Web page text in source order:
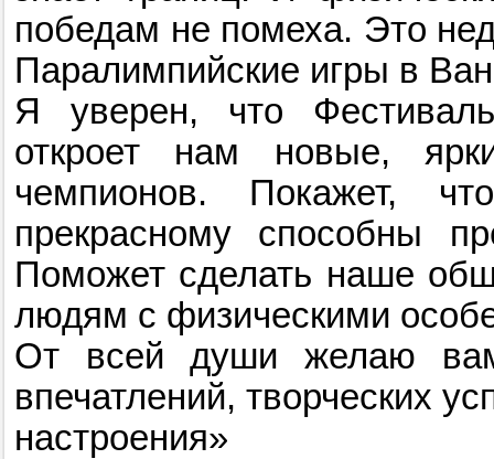
победам не помеха. Это
Паралимпийские игры в
Я уверен, что
откроет нам новые,
чемпионов. Покажет,
прекрасному способны
Поможет сделать наше
людям с физическими
От всей души желаю
впечатлений, творческих
настроения»